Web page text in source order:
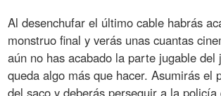
Al desenchufar el último cable habrás
monstruo final y verás unas cuantas
aún no has acabado la parte jugable
queda algo más que hacer. Asumirás el
del saco y deberás perseguir a la